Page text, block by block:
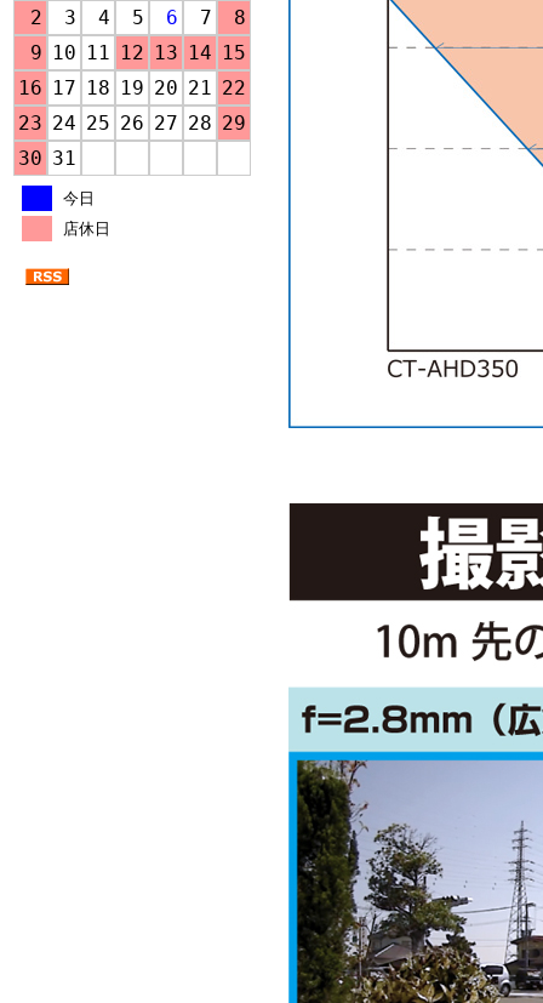
2
3 4 5 6 7
8
9 10 11 12 13 14 15
16 17 18 19 20 21 22
23 24 25 26 27 28 29
30 31
今日
店休日